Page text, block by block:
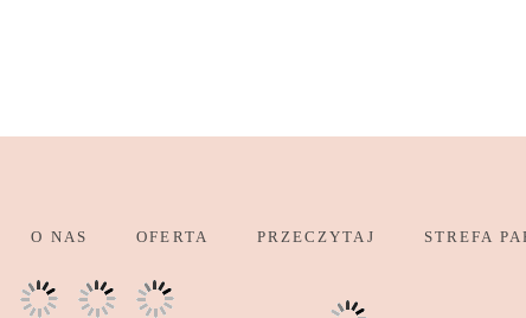
O NAS OFERTA PRZECZYTAJ STREFA